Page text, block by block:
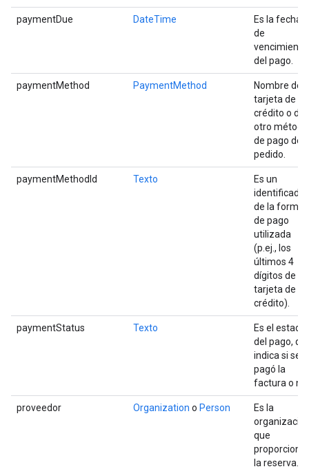
paymentDue DateTime
Es la fecha
de
vencimiento
del pago.
paymentMethod PaymentMethod
Nombre de
tarjeta de
crédito o de
otro método
de pago del
pedido.
paymentMethodId Texto
Es un
identificador
de la forma
de pago
utilizada
(p.ej., los
últimos 4
dígitos de la
tarjeta de
crédito).
paymentStatus Texto
Es el estado
del pago,
indica si se
pagó la
factura o no.
proveedor Organization o Person
Es la
que
proporciona
la reserva.